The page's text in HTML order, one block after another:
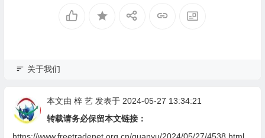
关于我们
本文由 梓 艺发表于 2024-05-27 13:34:21
转载请务必保留本文链接：